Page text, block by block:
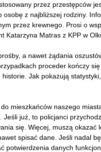
przez przestępców
osobę z najbliższej rodziny.
przez krewnego. Prosi o
Katarzyna Matras z KPP w
a nawet żądania
proceder kończy
historie. Jak pokazują
mieszkańców naszego
Jeśli już, to policjanci
się. Więcej, muszą okazać
spisać dane. Jeśli nadal
potwierdzenia danych